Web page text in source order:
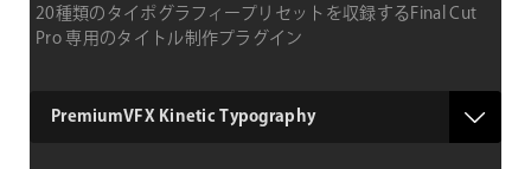
20種類のタイポグラフィープリセットを収録するFinal Cut
Pro 専用のタイトル制作プラグイン
product